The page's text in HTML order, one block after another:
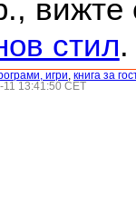
стил.
игри книга за
13:41:50 CET